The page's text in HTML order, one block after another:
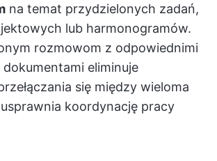
na temat przydzielonych zadań,
lub harmonogramów.
rozmowom z odpowiednimi
dokumentami eliminuje
się między wieloma
koordynację pracy